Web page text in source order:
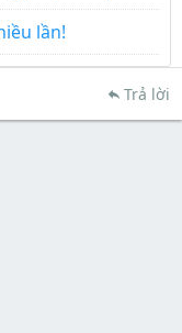
lần!
Trả lời